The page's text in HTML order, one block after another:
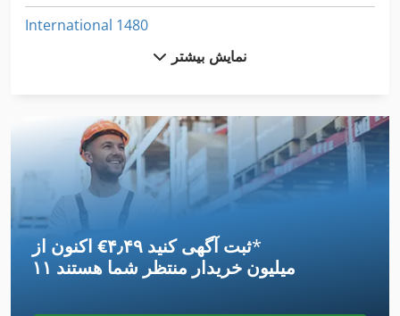
International 1480
International 1754
International 2674
International 433
International 434
International 5288
نمایش بیشتر
اکنون از ‎€۴٫۴۹ ثبت آگهی کنید*
۱۱ میلیون خریدار منتظر شما هستند